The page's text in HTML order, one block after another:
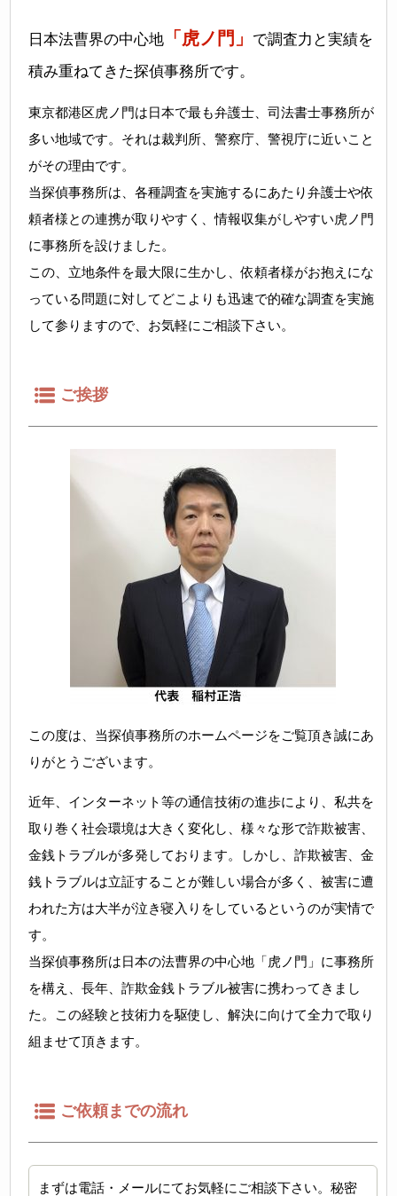
日本法曹界の中心地 「虎ノ門」 で調査力と実績を
積み重ねてきた探偵事務所です。
東京都港区虎ノ門は日本で最も弁護士、司法書士事務所が
多い地域です。それは裁判所、警察庁、警視庁に近いこと
がその理由です。
当探偵事務所は、各種調査を実施するにあたり弁護士や依
頼者様との連携が取りやすく、情報収集がしやすい虎ノ門
に事務所を設けました。
この、立地条件を最大限に生かし、依頼者様がお抱えにな
っている問題に対してどこよりも迅速で的確な調査を実施
して参りますので、お気軽にご相談下さい。
ご挨拶
この度は、当探偵事務所のホームページをご覧頂き誠にあ
りがとうございます。
近年、インターネット等の通信技術の進歩により、私共を
取り巻く社会環境は大きく変化し、様々な形で詐欺被害、
金銭トラブルが多発しております。しかし、詐欺被害、金
銭トラブルは立証することが難しい場合が多く、被害に遭
われた方は大半が泣き寝入りをしているというのが実情で
す。
当探偵事務所は日本の法曹界の中心地「虎ノ門」に事務所
を構え、長年、詐欺金銭トラブル被害に携わってきまし
た。この経験と技術力を駆使し、解決に向けて全力で取り
組ませて頂きます。
ご依頼までの流れ
まずは電話・メールにてお気軽にご相談下さい。秘密